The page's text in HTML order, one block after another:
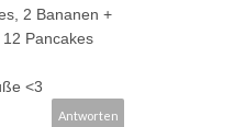
2 Bananen +
Pancakes
<3
Antworten